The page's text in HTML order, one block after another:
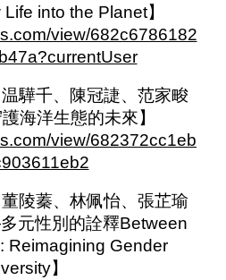
into the Planet】
view/682c6786182
驊千、陳冠誱、范家畯
海洋生態的未來】
view/682372cc1eb
陵蓁、林佩怡、張芷瑜
元性別的詮釋Between
Reimagining Gender
】